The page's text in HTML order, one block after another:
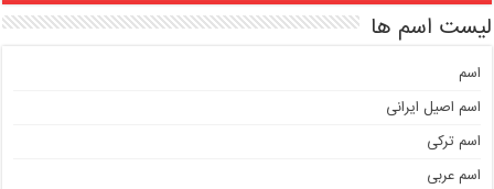
لیست اسم ها
اسم
اسم اصیل ایرانی
اسم ترکی
اسم عربی